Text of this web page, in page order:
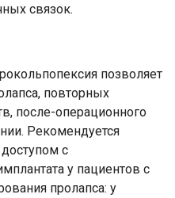
связок.
позволяет
повторных
после-операционного
Рекомендуется
с
у пациентов с
пролапса: у